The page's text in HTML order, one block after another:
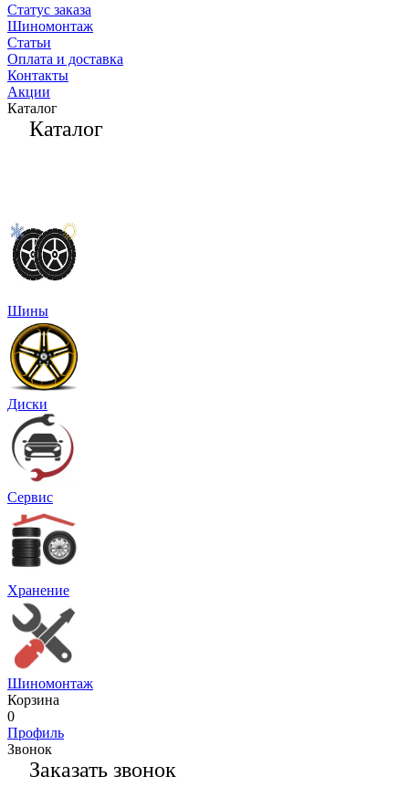
Статус заказа
Шиномонтаж
Статьи
Оплата и доставка
Контакты
Акции
Каталог
Каталог
Шины
Диски
Сервис
Хранение
Шиномонтаж
Корзина
0
Профиль
Звонок
Заказать звонок